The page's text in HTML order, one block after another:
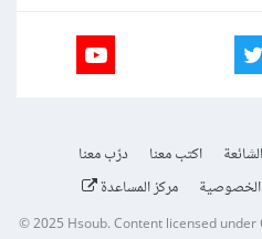
اكتب معنا
درّب معنا
الخصوصية مركز المساعدة
© 2025Hsoub.Content licensed